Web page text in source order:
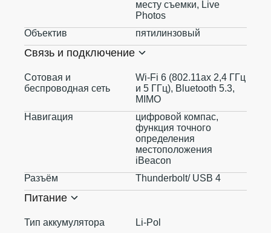
месту съемки, Live
Photos
Объектив
пятилинзовый
Связь и подключение
Сотовая и
беспроводная сеть
Wi-Fi 6 (802.11ax 2,4 ГГц
и 5 ГГц), Bluetooth 5.3,
MIMO
Навигация
цифровой компас,
функция точного
определения
местоположения
iBeacon
Разъём
Thunderbolt/ USB 4
Питание
Тип аккумулятора
Li-Pol